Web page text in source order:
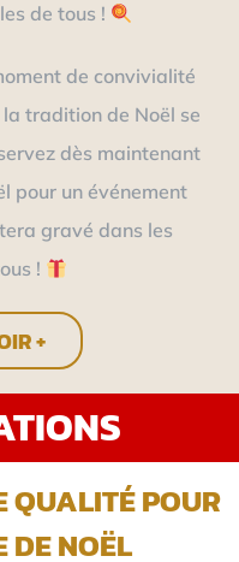
de tous !
de convivialité
tradition de Noël se
dès maintenant
pour un événement
gravé dans les
!
+
QUALITÉ POUR
DE NOËL